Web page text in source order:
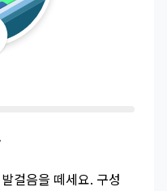
걸음을 떼세요. 구성